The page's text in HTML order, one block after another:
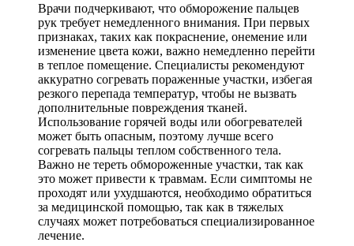
Врачи подчеркивают, что обморожение пальцев
рук требует немедленного внимания. При первых
признаках, таких как покраснение, онемение или
изменение цвета кожи, важно немедленно перейти
в теплое помещение. Специалисты рекомендуют
аккуратно согревать пораженные участки, избегая
резкого перепада температур, чтобы не вызвать
дополнительные повреждения тканей.
Использование горячей воды или обогревателей
может быть опасным, поэтому лучше всего
согревать пальцы теплом собственного тела.
Важно не тереть обмороженные участки, так как
это может привести к травмам. Если симптомы не
проходят или ухудшаются, необходимо обратиться
за медицинской помощью, так как в тяжелых
случаях может потребоваться специализированное
лечение.